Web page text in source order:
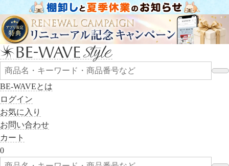
BE-WAVEとは
ログイン
お気に入り
お問い合わせ
カート
0